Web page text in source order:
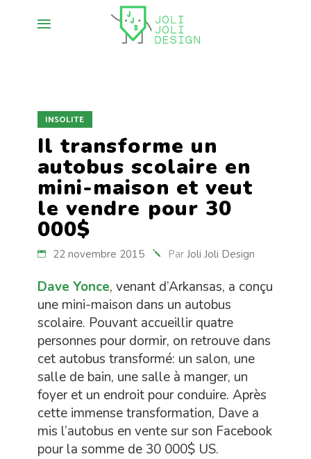
INSOLITE
Il transforme un
autobus scolaire en
mini-maison et veut
le vendre pour 30
000$
22 novembre 2015 Par Joli Joli Design
Dave Yonce, venant d’Arkansas, a conçu
une mini-maison dans un autobus
scolaire. Pouvant accueillir quatre
personnes pour dormir, on retrouve dans
cet autobus transformé: un salon, une
salle de bain, une salle à manger, un
foyer et un endroit pour conduire. Après
cette immense transformation, Dave a
mis l’autobus en vente sur son Facebook
pour la somme de 30 000$ US.